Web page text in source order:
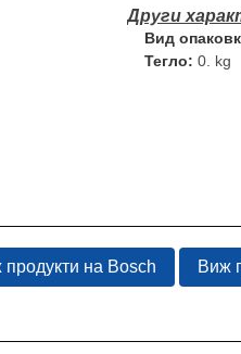
Вид
Тегло: 0. kg
продукти на Bosch Виж